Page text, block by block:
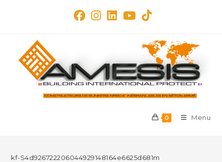
0 Menu
kf-S4d926722206044929148164e6625d681m